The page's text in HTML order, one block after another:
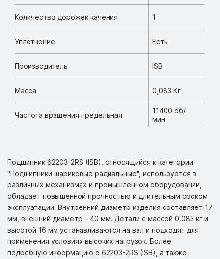
Количество дорожек качения 1
Уплотнение Есть
Производитель ISB
Масса 0,083 Кг
Частота вращения предельная
11400 об/
мин
Подшипник 62203-2RS (ISB), относящийся к категории
"Подшипники шариковые радиальные", используется в
различных механизмах и промышленном оборудовании,
обладает повышенной прочностью и длительным сроком
эксплуатации. Внутренний диаметр изделия составляет 17
мм, внешний диаметр – 40 мм. Детали с массой 0.083 кг и
высотой 16 мм устанавливаются на вал и подходят для
применения условиях высоких нагрузок. Более
подробную информацию о 62203-2RS (ISB), а также